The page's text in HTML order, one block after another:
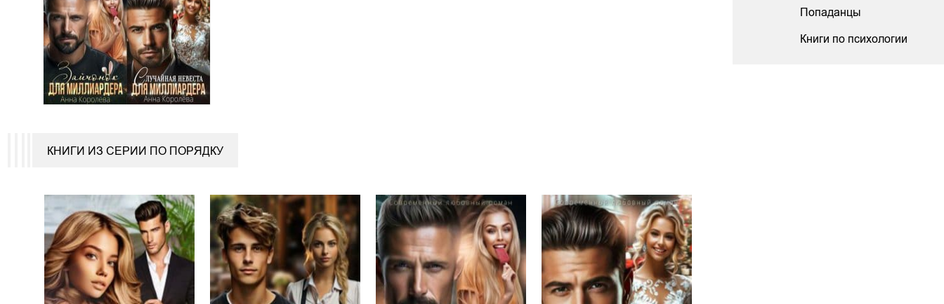
КНИГИ ИЗ СЕРИИ ПО ПОРЯДКУ
Попаданцы
Книги по психологии